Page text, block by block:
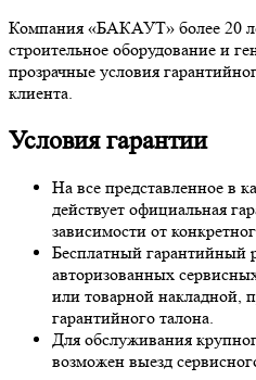
Компания «БАКАУТ» более 20
строительное оборудование и
прозрачные условия
клиента.
Условия гарантии
На все представленное в
действует официальная
зависимости от
Бесплатный гарантийный
авторизованных
или товарной накладной,
гарантийного талона.
Для обслуживания
возможен выезд